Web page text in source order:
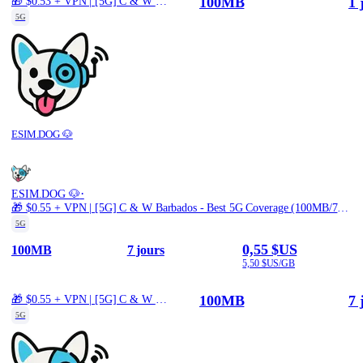
5G
ESIM.DOG 🐶
ESIM.DOG 🐶·
🎁 $0.55 + VPN | [5G] C & W Barbados - Best 5G Coverage (100MB/7Days) - Black route
5G
100MB 7 jours 0,55 $US
5,50 $US/GB
5G
100MB 7